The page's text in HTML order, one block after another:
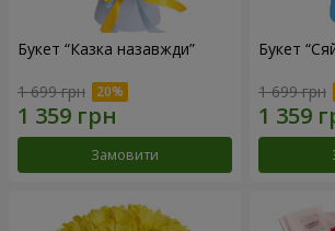
Букет “Казка назавжди”
1 699 грн
Замовити
Букет
1 699 грн